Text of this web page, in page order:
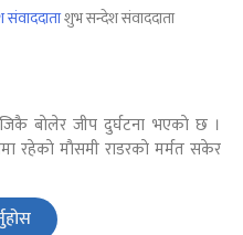
शुभ सन्देश संवाददाता
बाेलेर जीप दुर्घटना भएकाे छ ।
रहेकाे माैसमी राडरकाे मर्मत सकेर